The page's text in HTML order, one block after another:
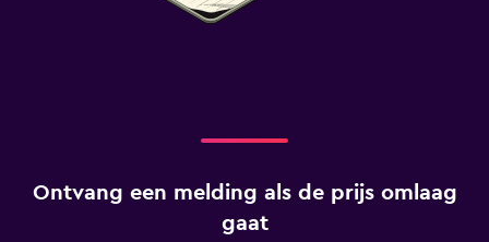
Ontvang een melding als de prijs omlaag
gaat